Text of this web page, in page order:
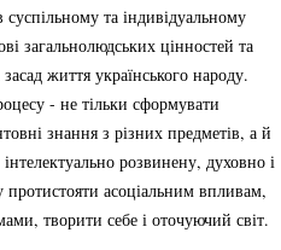
та індивідуальному
загальнолюдських цінностей та
життя українського народу.
- не тільки сформувати
знання з різних предметів, а й
розвинену, духовно і
протистояти асоціальним впливам,
творити себе і оточуючий світ.